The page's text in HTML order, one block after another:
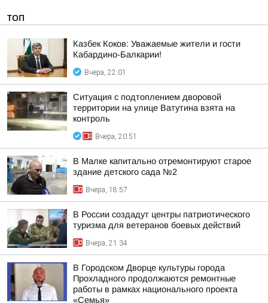
ТОП
Казбек Коков: Уважаемые жители и гости
Кабардино-Балкарии!
Вчера, 22:01
Ситуация с подтоплением дворовой
территории на улице Ватутина взята на
контроль
Вчера, 20:51
В Малке капитально отремонтируют старое
здание детского сада №2
Вчера, 18:57
В России создадут центры патриотического
туризма для ветеранов боевых действий
Вчера, 21:34
В Городском Дворце культуры города
Прохладного продолжаются ремонтные
работы в рамках национального проекта
«Семья»